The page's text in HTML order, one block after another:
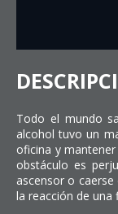
Todo el mundo
alcohol tuvo un
oficina y
obstáculo es
ascensor o
la reacción de una